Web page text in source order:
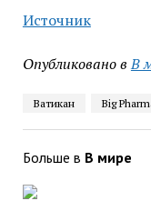
Источник
Опубликовано в В
Ватикан Big
Больше в В мире